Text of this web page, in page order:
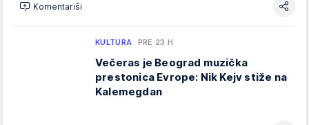
Komentariši
KULTURA PRE 23 H
Večeras je Beograd muzička
prestonica Evrope: Nik Kejv stiže na
Kalemegdan